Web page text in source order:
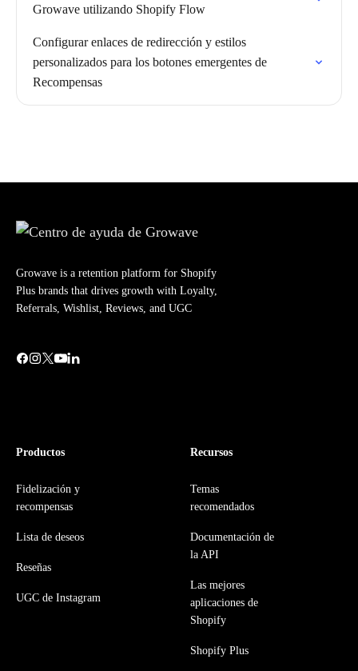
Growave utilizando Shopify Flow
Configurar enlaces de redirección y estilos
personalizados para los botones emergentes de
Recompensas
Growave is a retention platform for Shopify
Plus brands that drives growth with Loyalty,
Referrals, Wishlist, Reviews, and UGC
Productos
Fidelización y
recompensas
Lista de deseos
Reseñas
UGC de Instagram
Recursos
Temas
recomendados
Documentación de
la API
Las mejores
aplicaciones de
Shopify
Shopify Plus